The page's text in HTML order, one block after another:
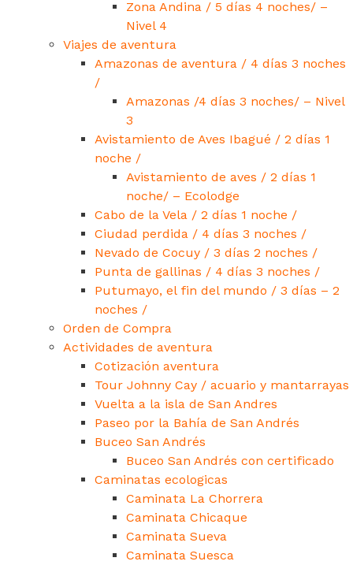
Zona Andina / 5 días 4 noches/ –
Nivel 4
Viajes de aventura
Amazonas de aventura / 4 días 3 noches
/
Amazonas /4 días 3 noches/ – Nivel
3
Avistamiento de Aves Ibagué / 2 días 1
noche /
Avistamiento de aves / 2 días 1
noche/ – Ecolodge
Cabo de la Vela / 2 días 1 noche /
Ciudad perdida / 4 días 3 noches /
Nevado de Cocuy / 3 días 2 noches /
Punta de gallinas / 4 días 3 noches /
Putumayo, el fin del mundo / 3 días – 2
noches /
Orden de Compra
Actividades de aventura
Cotización aventura
Tour Johnny Cay / acuario y mantarrayas
Vuelta a la isla de San Andres
Paseo por la Bahía de San Andrés
Buceo San Andrés
Buceo San Andrés con certificado
Caminatas ecologicas
Caminata La Chorrera
Caminata Chicaque
Caminata Sueva
Caminata Suesca